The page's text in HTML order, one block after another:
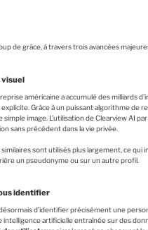
de grâce, à travers trois avancées
visuel
américaine a accumulé des milliards
Grâce à un puissant algorithme de
image. L’utilisation de Clearview AI
sans précédent dans la vie privée.
sont utilisés plus largement, ce
un pseudonyme ou sur un autre profil.
identifier
d’identifier précisément une
intelligence artificielle entraînée sur des